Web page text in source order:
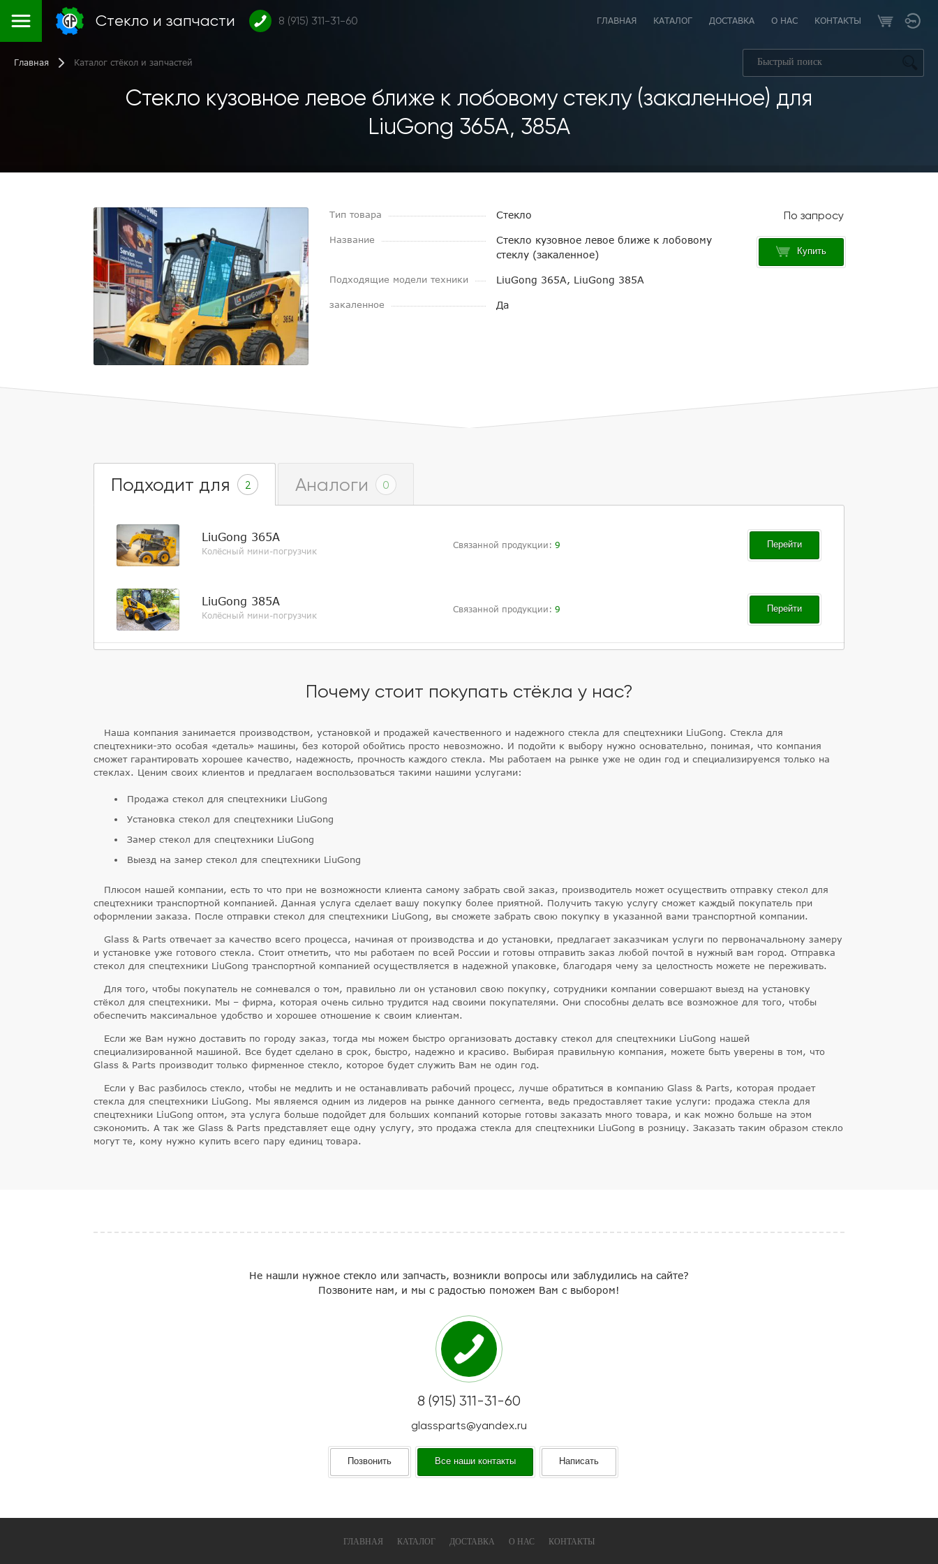
Стекло и запчасти 8 (915) 311-31-60 ГЛАВНАЯ КАТАЛОГ ДОСТАВКА О НАС КОНТАКТЫ
Главная Каталог стёкол и запчастей
Стекло кузовное левое ближе к лобовому стеклу (закаленное) для
LiuGong 365A, 385A
Тип товара Стекло
Название
Стекло кузовное левое ближе к лобовому
стеклу (закаленное)
Подходящие модели техники LiuGong 365A, LiuGong 385A
закаленное Да
Купить
Подходит для 2 Аналоги 0
LiuGong 365A
Колёсный мини-погрузчик
Связанной продукции:9 Перейти
LiuGong 385A
Колёсный мини-погрузчик
Связанной продукции:9 Перейти
Почему стоит покупать стёкла у нас?
Наша компания занимается производством, установкой и продажей качественного и надежного стекла для спецтехники LiuGong. Стекла для
спецтехники-это особая «деталь» машины, без которой обойтись просто невозможно. И подойти к выбору нужно основательно, понимая, что компания
сможет гарантировать хорошее качество, надежность, прочность каждого стекла. Мы работаем на рынке уже не один год и специализируемся только на
стеклах. Ценим своих клиентов и предлагаем воспользоваться такими нашими услугами:
Продажа стекол для спецтехники LiuGong
Установка стекол для спецтехники LiuGong
Замер стекол для спецтехники LiuGong
Выезд на замер стекол для спецтехники LiuGong
Плюсом нашей компании, есть то что при не возможности клиента самому забрать свой заказ, производитель может осуществить отправку стекол для
спецтехники транспортной компанией. Данная услуга сделает вашу покупку более приятной. Получить такую услугу сможет каждый покупатель при
оформлении заказа. После отправки стекол для спецтехники LiuGong, вы сможете забрать свою покупку в указанной вами транспортной компании.
Glass & Parts отвечает за качество всего процесса, начиная от производства и до установки, предлагает заказчикам услуги по первоначальному замеру
и установке уже готового стекла. Стоит отметить, что мы работаем по всей России и готовы отправить заказ любой почтой в нужный вам город. Отправка
стекол для спецтехники LiuGong транспортной компанией осуществляется в надежной упаковке, благодаря чему за целостность можете не переживать.
Для того, чтобы покупатель не сомневался о том, правильно ли он установил свою покупку, сотрудники компании совершают выезд на установку
стёкол для спецтехники. Мы – фирма, которая очень сильно трудится над своими покупателями. Они способны делать все возможное для того, чтобы
обеспечить максимальное удобство и хорошее отношение к своим клиентам.
Если же Вам нужно доставить по городу заказ, тогда мы можем быстро организовать доставку стекол для спецтехники LiuGong нашей
специализированной машиной. Все будет сделано в срок, быстро, надежно и красиво. Выбирая правильную компания, можете быть уверены в том, что
Glass & Parts производит только фирменное стекло, которое будет служить Вам не один год.
Если у Вас разбилось стекло, чтобы не медлить и не останавливать рабочий процесс, лучше обратиться в компанию Glass & Parts, которая продает
стекла для спецтехники LiuGong. Мы являемся одним из лидеров на рынке данного сегмента, ведь предоставляет такие услуги: продажа стекла для
спецтехники LiuGong оптом, эта услуга больше подойдет для больших компаний которые готовы заказать много товара, и как можно больше на этом
сэкономить. А так же Glass & Parts представляет еще одну услугу, это продажа стекла для спецтехники LiuGong в розницу. Заказать таким образом стекло
могут те, кому нужно купить всего пару единиц товара.
Не нашли нужное стекло или запчасть, возникли вопросы или заблудились на сайте?
Позвоните нам, и мы с радостью поможем Вам с выбором!
8 (915) 311-31-60
glassparts@yandex.ru
Позвонить Все наши контакты Написать
ГЛАВНАЯ КАТАЛОГ ДОСТАВКА О НАС КОНТАКТЫ